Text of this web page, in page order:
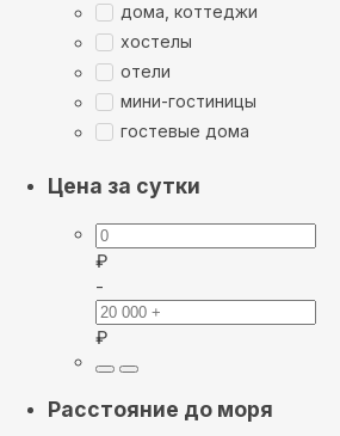
дома, коттеджи
хостелы
отели
мини-гостиницы
гостевые дома
Цена за сутки
₽
-
₽
Расстояние до моря